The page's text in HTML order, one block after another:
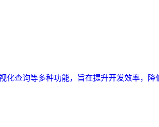
查询等多种功能，旨在提升开发效率，降